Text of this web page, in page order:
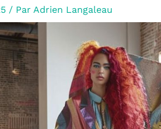
/ Par Adrien Langaleau